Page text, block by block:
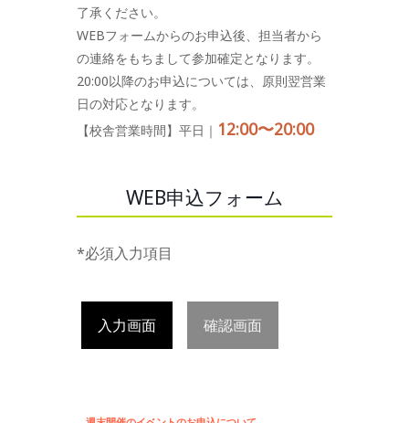
了承ください。
WEBフォームからのお申込後、担当者から
の連絡をもちまして参加確定となります。
20:00以降のお申込については、原則翌営業
日の対応となります。
【校舎営業時間】平日｜ 12:00〜20:00
WEB申込フォーム
*必須入力項目
入力画面 確認画面